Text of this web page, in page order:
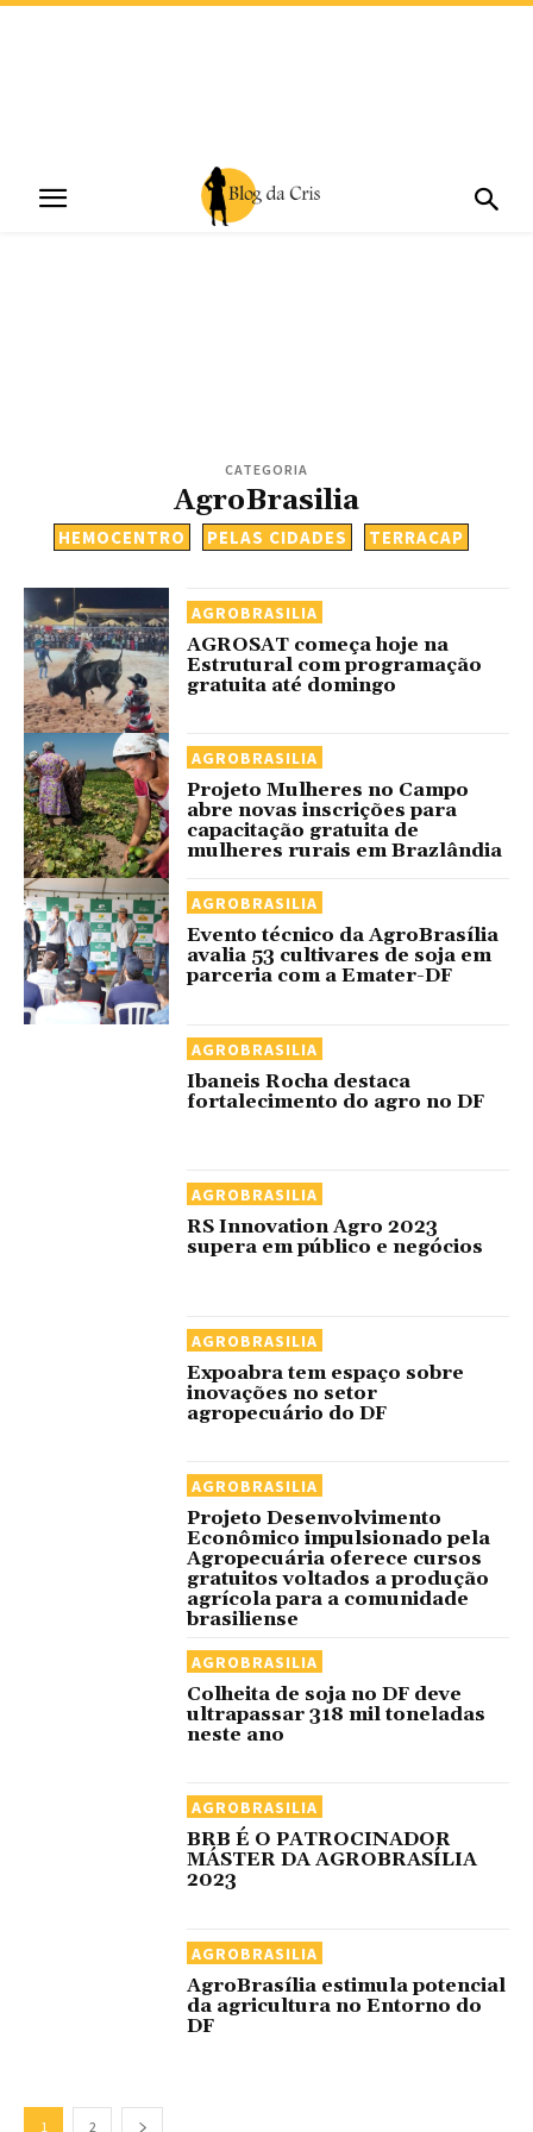
CATEGORIA
AgroBrasilia
HEMOCENTRO PELAS CIDADES TERRACAP
AGROBRASILIA
AGROSAT começa hoje na
Estrutural com programação
gratuita até domingo
AGROBRASILIA
Projeto Mulheres no Campo
abre novas inscrições para
capacitação gratuita de
mulheres rurais em Brazlândia
AGROBRASILIA
Evento técnico da AgroBrasília
avalia 53 cultivares de soja em
parceria com a Emater-DF
AGROBRASILIA
Ibaneis Rocha destaca
fortalecimento do agro no DF
AGROBRASILIA
RS Innovation Agro 2023
supera em público e negócios
AGROBRASILIA
Expoabra tem espaço sobre
inovações no setor
agropecuário do DF
AGROBRASILIA
Projeto Desenvolvimento
Econômico impulsionado pela
Agropecuária oferece cursos
gratuitos voltados a produção
agrícola para a comunidade
brasiliense
AGROBRASILIA
Colheita de soja no DF deve
ultrapassar 318 mil toneladas
neste ano
AGROBRASILIA
BRB É O PATROCINADOR
MÁSTER DA AGROBRASÍLIA
2023
AGROBRASILIA
AgroBrasília estimula potencial
da agricultura no Entorno do
DF
1 2